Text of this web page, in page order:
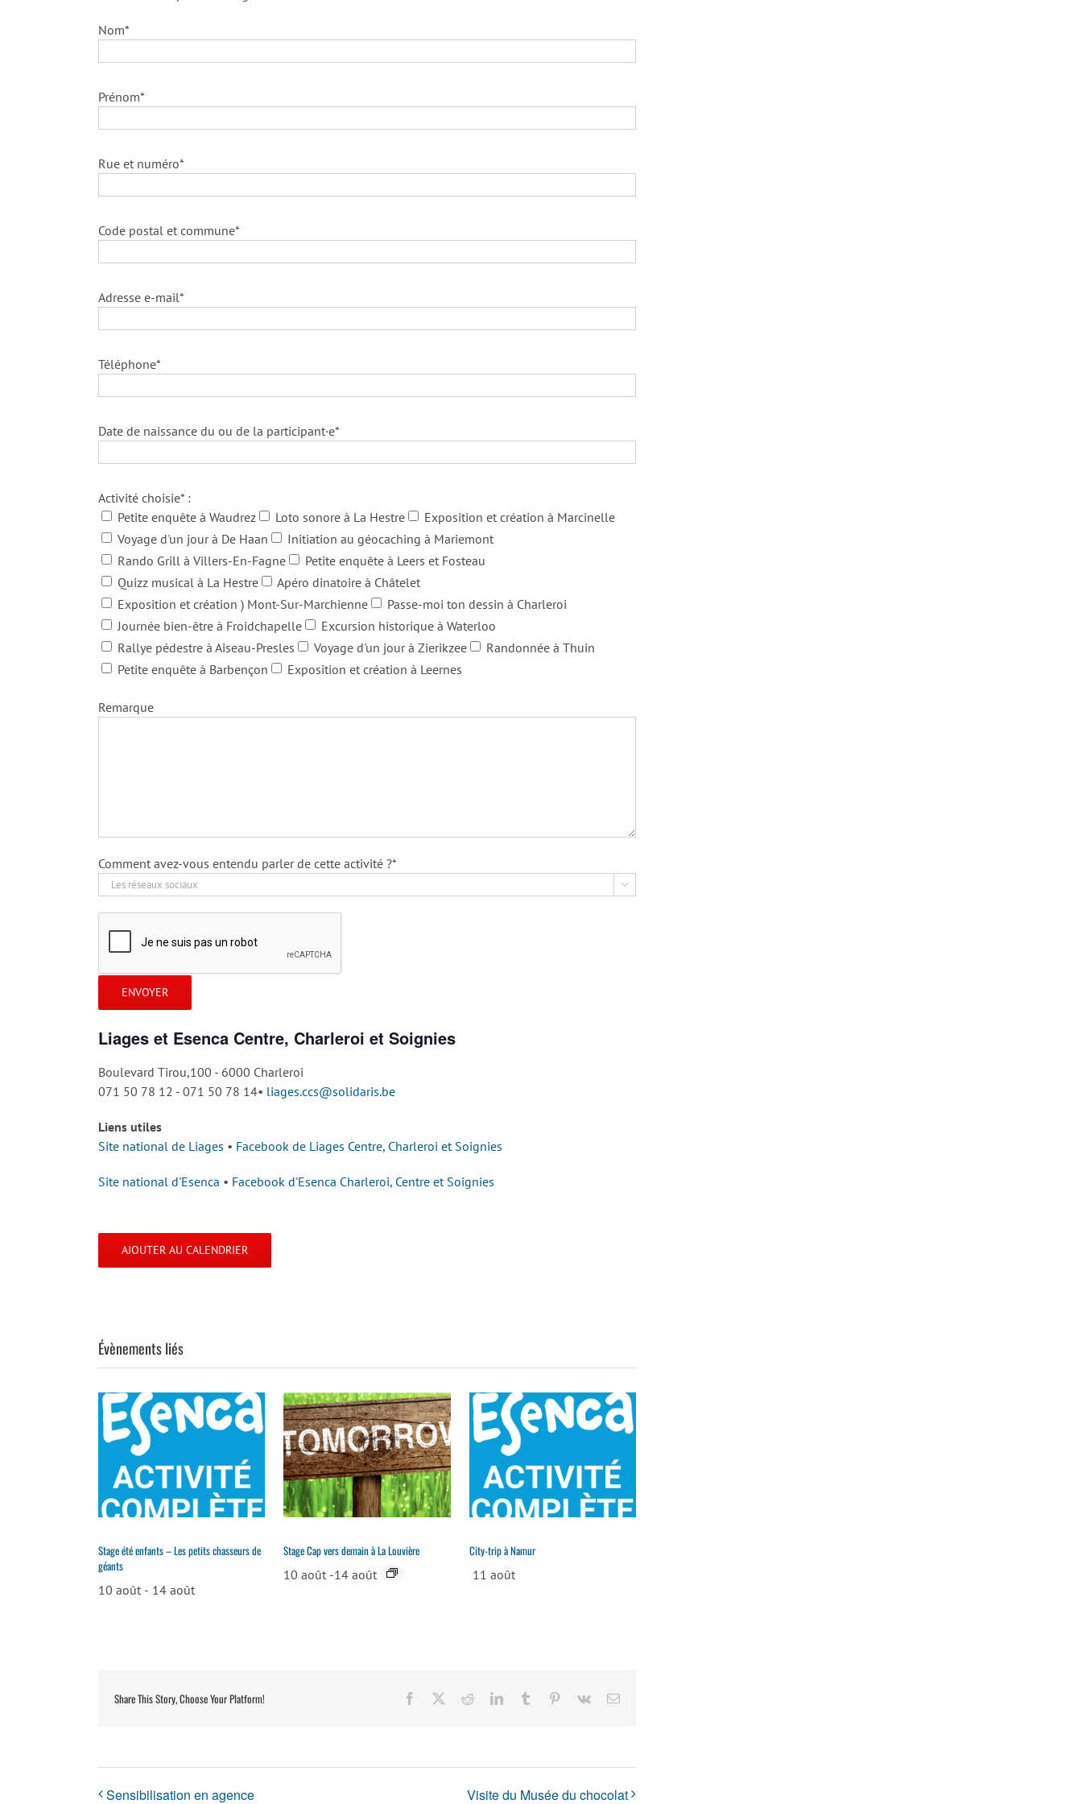
Nom*
Prénom*
Rue et numéro*
Code postal et commune*
Adresse e-mail*
Téléphone*
Date de naissance du ou de la participant·e*
Activité choisie* :
Petite enquête à Waudrez
Loto sonore à La Hestre
Exposition et création à Marcinelle
Voyage d'un jour à De Haan
Initiation au géocaching à Mariemont
Rando Grill à Villers-En-Fagne
Petite enquête à Leers et Fosteau
Quizz musical à La Hestre
Apéro dinatoire à Châtelet
Exposition et création ) Mont-Sur-Marchienne
Passe-moi ton dessin à Charleroi
Journée bien-être à Froidchapelle
Excursion historique à Waterloo
Rallye pédestre à Aiseau-Presles
Voyage d'un jour à Zierikzee
Randonnée à Thuin
Petite enquête à Barbençon
Exposition et création à Leernes
Remarque
Comment avez-vous entendu parler de cette activité ?*

Liages et Esenca Centre, Charleroi et Soignies
Boulevard Tirou,100 - 6000 Charleroi
071 50 78 12 - 071 50 78 14• liages.ccs@solidaris.be
Liens utiles
Site national de Liages • Facebook de Liages Centre, Charleroi et Soignies
Site national d'Esenca • Facebook d'Esenca Charleroi, Centre et Soignies
AJOUTER AU CALENDRIER
Évènements liés
Stage été enfants – Les petits chasseurs de
géants
10 août - 14 août
Stage Cap vers demain à La Louvière
10 août -14 août
City-trip à Namur
11 août
Share This Story, Choose Your Platform! Facebook RedditLinkedInTumblr Pinterest
Vk Email
Sensibilisation en agence Visite du Musée du chocolat